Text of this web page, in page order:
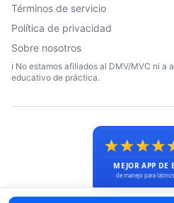
Términos de servicio
Política de privacidad
Sobre nosotros
ℹ️ No estamos afiliados al DMV/MVC ni a
educativo de práctica.